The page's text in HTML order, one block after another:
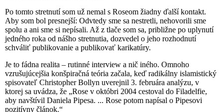
Po tomto stretnutí som už nemal s Roseom žiadny ďalší kontakt.
Aby som bol presnejší: Odvtedy sme sa nestretli, nehovorili sme
spolu a ani sme si nepísali. Až z tlače som sa, približne po uplynutí
jedného roka od nášho stretnutia, dozvedel o jeho rozhodnutí
schváliť publikovanie a publikovať karikatúry.
Je to fádna realita – rutinné interview a nič iného. Omnoho
vzrušujúcejšia konšpiračná teória začala, keď radikálny islamistický
spisovateľ Christopher Bollyn uverejnil 3. februára analýzu, v
ktorej sa uvádza, že „Rose v októbri 2004 cestoval do Filadelfie,
aby navštívil Daniela Pipesa. ... Rose potom napísal o Pipesovi
pozitívny článok.“